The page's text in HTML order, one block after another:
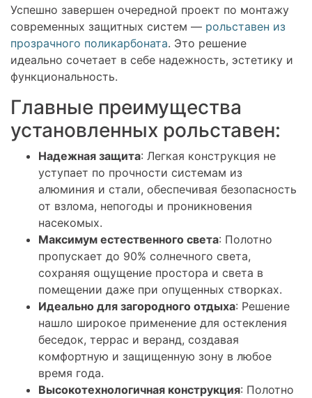
Успешно завершен очередной проект по монтажу
современных защитных систем — рольставен из
прозрачного поликарбоната. Это решение
идеально сочетает в себе надежность, эстетику и
функциональность.
Главные преимущества
установленных рольставен:
Надежная защита: Легкая конструкция не
уступает по прочности системам из
алюминия и стали, обеспечивая безопасность
от взлома, непогоды и проникновения
насекомых.
Максимум естественного света: Полотно
пропускает до 90% солнечного света,
сохраняя ощущение простора и света в
помещении даже при опущенных створках.
Идеально для загородного отдыха: Решение
нашло широкое применение для остекления
беседок, террас и веранд, создавая
комфортную и защищенную зону в любое
время года.
Высокотехнологичная конструкция: Полотно